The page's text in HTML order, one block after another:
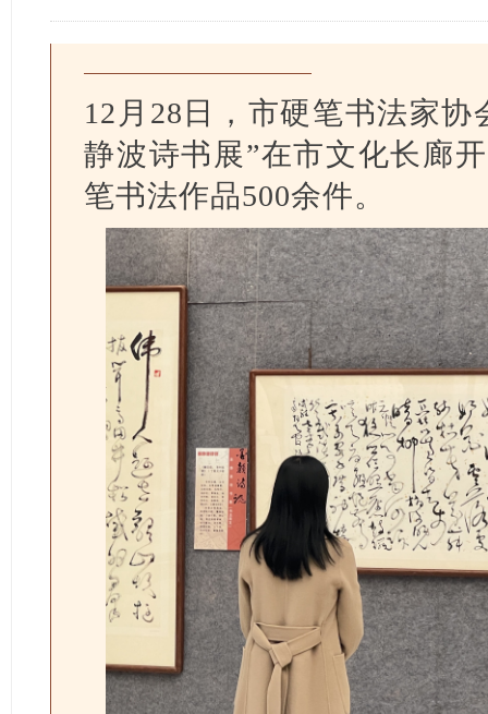
12月28日，市硬笔书法家
静波诗书展”在市文化长廊
笔书法作品500余件。